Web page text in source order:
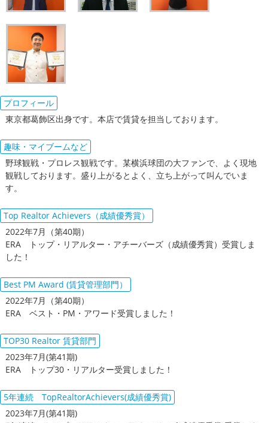
プロフィール
東京都葛飾区出身です。本店で賃貸を担当しております。
趣味・マイブームなど
野球観戦・プロレス観戦です。某横浜球団の大ファンで、よく現地
観戦しております。盛り上がるとよく、立ち上がって叫んでいま
す。
Top Realtor Achievers（成績優秀賞）
2022年7月（第40期）
ERA トップ・リアルター・アチーバーズ（成績優秀賞）受賞しま
した！
Best PM Award (賃貸管理部門）
2022年7月（第40期）
ERA ベスト・PM・アワード受賞しました！
TOP30 Realtor 賃貸部門
2023年7月(第41期)
ERA トップ30・リアルター受賞しました！
5年連続 TopRealtorAchievers(成績優秀賞)
2023年7月(第41期)